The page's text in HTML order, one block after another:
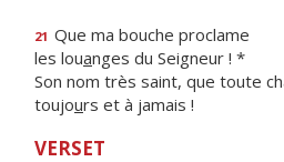
21 Que ma bouche proclame
les louanges du Seigneur ! *
Son nom très saint, que toute
toujours et à jamais !
VERSET